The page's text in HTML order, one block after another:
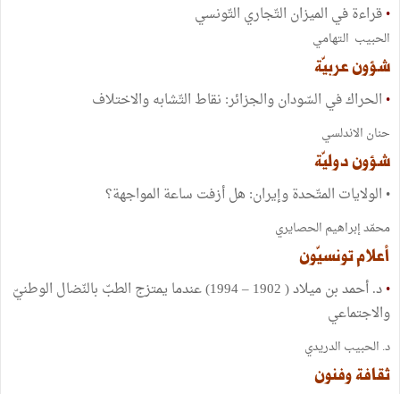
•قراءة في الميزان التّجاري التّونسي
الحبيب التهامي
شؤون عربيّة
• الحراك في السّودان والجزائر: نقاط التّشابه والاختلاف
حنان الاندلسي
شؤون دوليّة
• الولايات المتّحدة وإيران: هل أزفت ساعة المواجهة؟
محمّد إبراهيم الحصايري
أعلام تونسيّون
•
د. أحمد بن ميلاد ( 1902 – 1994) عندما يمتزج الطبّ بالنّضال الوطنيّ
والاجتماعي
د. الحبيب الدريدي
ثقافة وفنون